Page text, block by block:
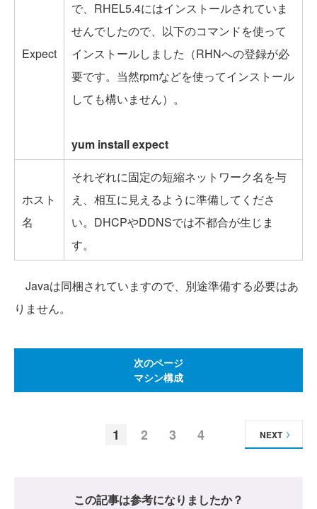
Expect
で、RHEL5.4にはインストールされていま
せんでしたので、以下のコマンドを使って
インストールしました（RHNへの登録が必
要です。当然rpmなどを使ってインストール
しても構いません）。
yum install expect
ホスト
名
それぞれに固定の短縮ネットワーク名を与
え、相互に見えるように準備してくださ
い。DHCPやDDNSでは不都合が生じま
す。
Javaは同梱されていますので、別途準備する必要はあ
りません。
次のページ
マシン構成
1 2 3 4 NEXT
この記事は参考になりましたか？